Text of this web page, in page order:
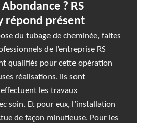
? RS
répond présent
du tubage de cheminée, faites
de l’entreprise RS
qualifiés pour cette opération
réalisations. Ils sont
les travaux
soin. Et pour eux, l’installation
de façon minutieuse. Pour les